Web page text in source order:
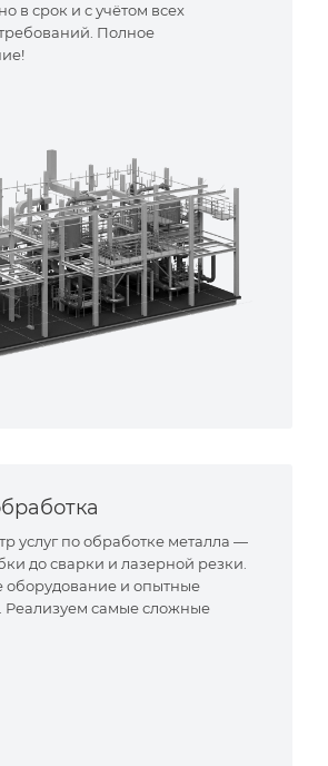
в срок и с учётом всех
Полное
услуг по обработке металла —
до сварки и лазерной резки.
оборудование и опытные
Реализуем самые сложные